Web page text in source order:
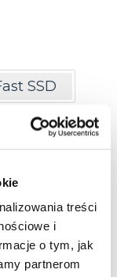
treści
i
o tym, jak
partnerom
SSD
SDHC)
4 GB